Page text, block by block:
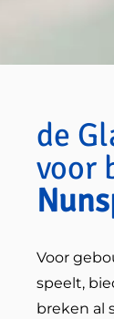
de
voor
Voor
speelt,
breken al